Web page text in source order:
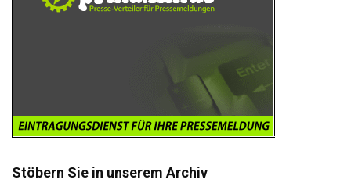
Stöbern Sie in unserem Archiv